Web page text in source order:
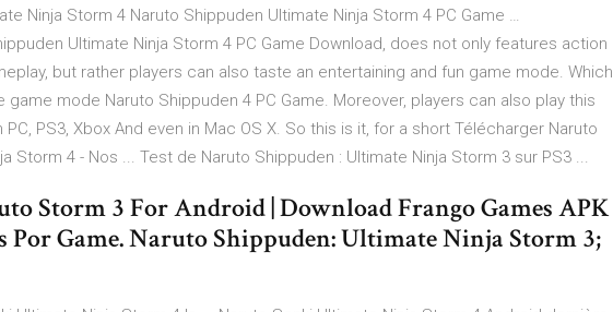
Ninja Storm 4 Naruto Shippuden Ultimate Ninja Storm 4 PC Game …
Ultimate Ninja Storm 4 PC Game Download, does not only features action
but rather players can also taste an entertaining and fun game mode. Which
mode Naruto Shippuden 4 PC Game. Moreover, players can also play this
PS3, Xbox And even in Mac OS X. So this is it, for a short Télécharger Naruto
Storm 4 - Nos ... Test de Naruto Shippuden : Ultimate Ninja Storm 3 sur PS3 ...
Storm 3 For Android | Download Frango Games APK
Por Game. Naruto Shippuden: Ultimate Ninja Storm 3;